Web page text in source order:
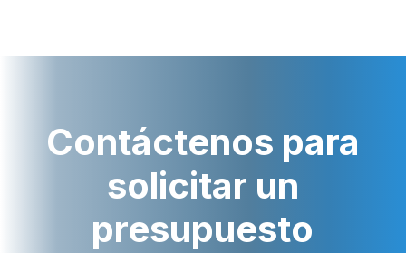
Contáctenos para
solicitar un
presupuesto